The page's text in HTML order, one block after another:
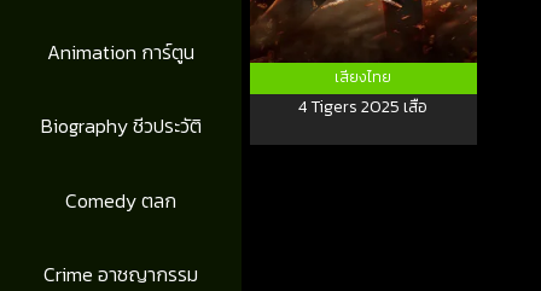
Animation การ์ตูน
Biography ชีวประวัติ
Comedy ตลก
Crime อาชญากรรม
เสียงไทย
4 Tigers 2025 เสือ